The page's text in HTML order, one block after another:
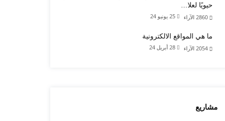
حيويًا لعلا…
25 يونيو 24 الآراء
ما هي المواقع الالكترونية
28 أبريل 24 الآراء
مشاريع